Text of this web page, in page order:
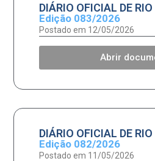
DIÁRIO OFICIAL DE
Edição 083/2026
Postado em 12/05/2026
Abrir
DIÁRIO OFICIAL DE
Edição 082/2026
Postado em 11/05/2026